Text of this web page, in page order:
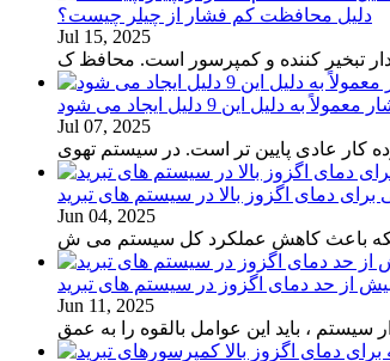
دلیل محافظت کم فشار از چیلر چیست؟
Jul 15, 2025
تبخیر کننده و کمپرسور است. محافظ ک
دلیل این 9 دلیل ایجاد می شود
Jul 07, 2025
کار عادی پایین تر است. در سیستم تهوی
دمای اگزوز بالا در سیستم های تبرید
Jun 04, 2025
بلکه باعث کاهش عملکرد کل سیستم می ش
از حد دمای اگزوز در سیستم های تبرید
Jun 11, 2025
، باید این عوامل بالقوه را به عمق